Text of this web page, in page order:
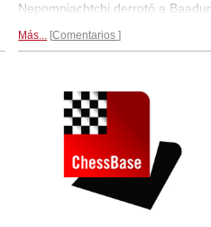
Nepomniachtchi derrotó a Baadur
y el ruso tomó el liderato en
jugadores con medio punto de
desventaja. En la prueba
femenina, Victorija Cmilyte venció
a Monika Socko y ahora es ella la
que encabeza la clasificación
como única jugadora con 7,5
Ronda 9...
Más... Comentarios